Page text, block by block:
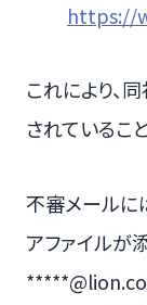
https://
これにより、
されているこ
不審メールに
アファイルが